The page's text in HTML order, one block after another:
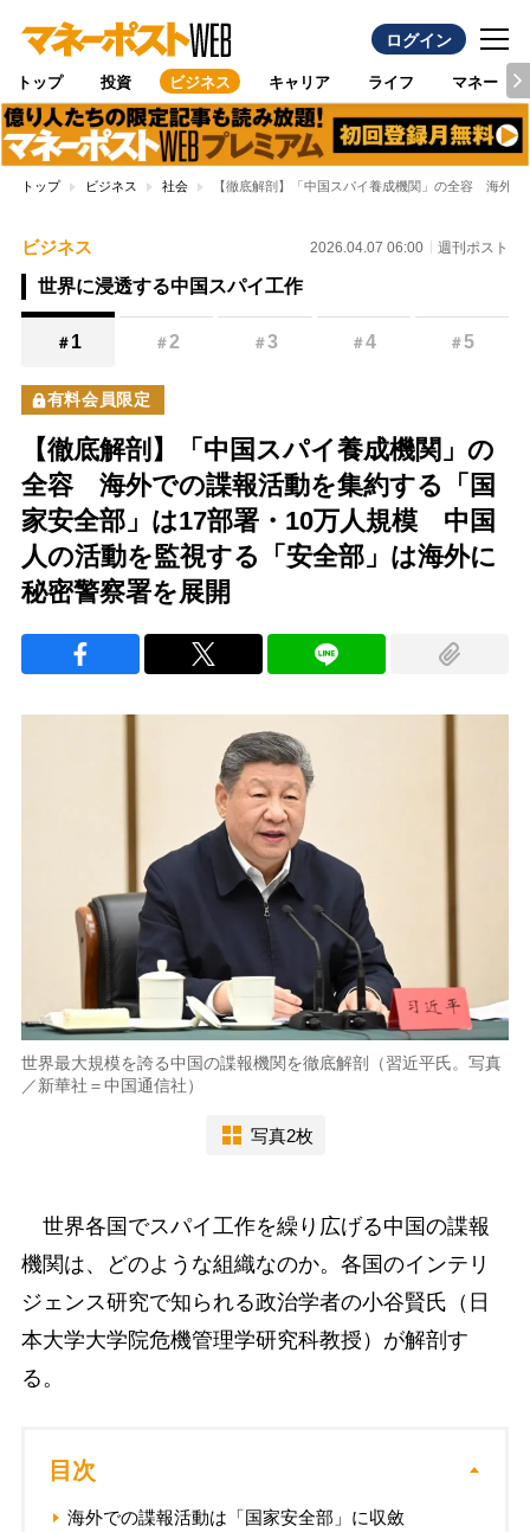
ログイン
トップ 投資 ビジネス キャリア ライフ マネー
トップ ビジネス 社会 【徹底解剖】「中国スパイ養成機関」の全容 海外
ビジネス 2026.04.07 06:00 週刊ポスト
世界に浸透する中国スパイ工作
＃ 1 ＃2 ＃3 ＃4 ＃5
有料会員限定
【徹底解剖】「中国スパイ養成機関」の
全容 海外での諜報活動を集約する「国
家安全部」は17部署・10万人規模 中国
人の活動を監視する「安全部」は海外に
秘密警察署を展開
世界最大規模を誇る中国の諜報機関を徹底解剖（習近平氏。写真
／新華社＝中国通信社）
写真2枚
世界各国でスパイ工作を繰り広げる中国の諜報
機関は、どのような組織なのか。各国のインテリ
ジェンス研究で知られる政治学者の小谷賢氏（日
本大学大学院危機管理学研究科教授）が解剖す
る。
目次
海外での諜報活動は「国家安全部」に収斂